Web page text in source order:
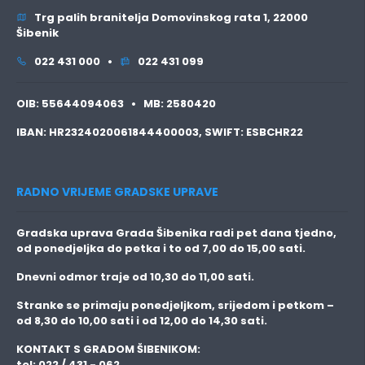
Trg palih branitelja Domovinskog rata 1, 22000
Šibenik
022 431 000 •
022 431 099
OIB: 55644094063 • MB: 2580420
IBAN: HR2324020061844400003, SWIFT: ESBCHR22
RADNO VRIJEME GRADSKE UPRAVE
Gradska uprava Grada Šibenika radi pet dana tjedno,
od ponedjeljka do petka i to od 7,00 do 15,00 sati.
Dnevni odmor traje od 10,30 do 11,00 sati.
Stranke se primaju ponedjeljkom, srijedom i petkom –
od 8,30 do 10,00 sati i od 12,00 do 14,30 sati.
KONTAKT S GRADOM ŠIBENIKOM: